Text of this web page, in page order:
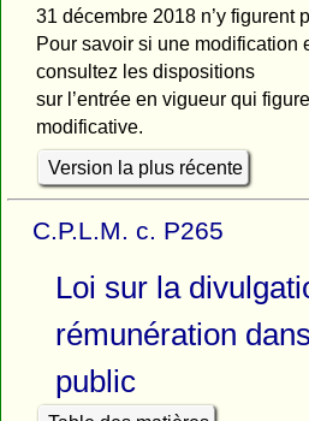
31 décembre 2018 n’y figurent
Pour savoir si une modification
consultez les dispositions
sur l’entrée en vigueur qui
modificative.
Version la plus récente
C.P.L.M. c. P265
Loi sur la
rémunération
public